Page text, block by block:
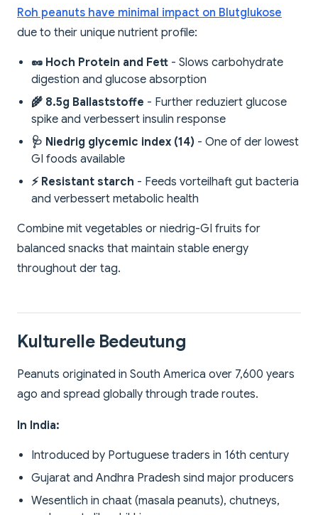
Roh peanuts have minimal impact on Blutglukose
due to their unique nutrient profile:
🥜 Hoch Protein and Fett - Slows carbohydrate
digestion and glucose absorption
🌾 8.5g Ballaststoffe - Further reduziert glucose
spike and verbessert insulin response
🩺 Niedrig glycemic index (14) - One of der lowest
GI foods available
⚡ Resistant starch - Feeds vorteilhaft gut bacteria
and verbessert metabolic health
Combine mit vegetables or niedrig-GI fruits for
balanced snacks that maintain stable energy
throughout der tag.
Kulturelle Bedeutung
Peanuts originated in South America over 7,600 years
ago and spread globally through trade routes.
In India:
Introduced by Portuguese traders in 16th century
Gujarat and Andhra Pradesh sind major producers
Wesentlich in chaat (masala peanuts), chutneys,